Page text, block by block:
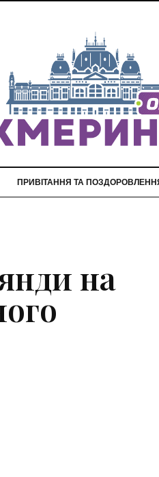
ПРИВІТАННЯ ТА
на